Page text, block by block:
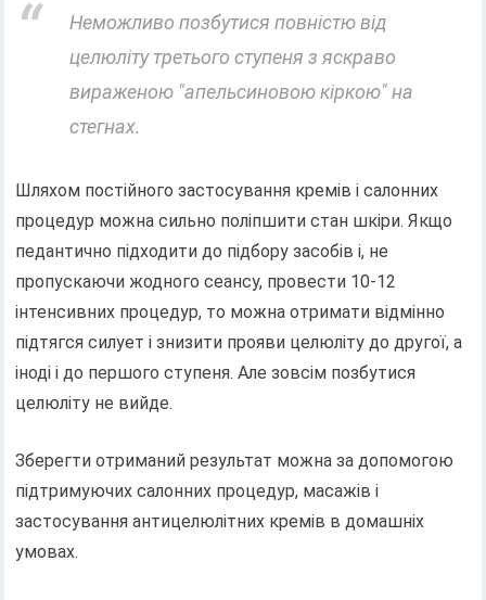
Неможливо позбутися повністю від
целюліту третього ступеня з яскраво
вираженою "апельсиновою кіркою" на
стегнах.
Шляхом постійного застосування кремів і салонних
процедур можна сильно поліпшити стан шкіри. Якщо
педантично підходити до підбору засобів і, не
пропускаючи жодного сеансу, провести 10-12
інтенсивних процедур, то можна отримати відмінно
підтягся силует і знизити прояви целюліту до другої, а
іноді і до першого ступеня. Але зовсім позбутися
целюліту не вийде.
Зберегти отриманий результат можна за допомогою
підтримуючих салонних процедур, масажів і
застосування антицелюлітних кремів в домашніх
умовах.